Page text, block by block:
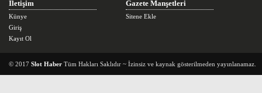
İletişim
Künye
Giriş
Kayıt Ol
Gazete Manşetleri
Sitene Ekle
© 2017 Slot Haber Tüm Hakları Saklıdır ~ İzinsiz ve kaynak gösterilmeden yayınlanamaz.